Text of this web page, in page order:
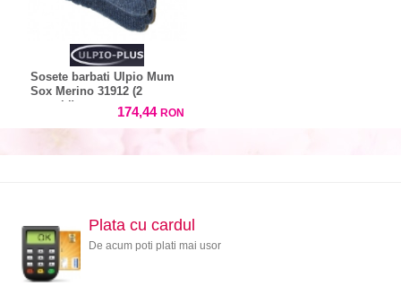
Sosete barbati Ulpio Mum
Sox Merino 31912 (2
perechi)
174,44 RON
Plata cu cardul
De acum poti plati mai usor